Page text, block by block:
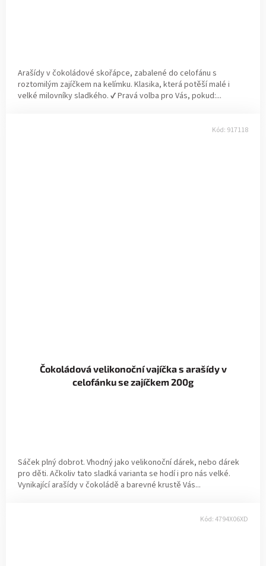
Arašídy v čokoládové skořápce, zabalené do celofánu s
roztomilým zajíčkem na kelímku. Klasika, která potěší malé i
velké milovníky sladkého. ✔ Pravá volba pro Vás, pokud:...
Čokoládová velikonoční vajíčka s arašídy v
celofánku se zajíčkem 200g
Sáček plný dobrot. Vhodný jako velikonoční dárek, nebo dárek
pro děti. Ačkoliv tato sladká varianta se hodí i pro nás velké.
Vynikající arašídy v čokoládě a barevné krustě Vás...
Kód: 917118
Kód:4794X06XD